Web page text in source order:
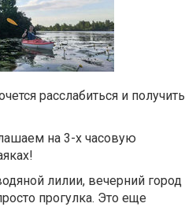
расслабиться и получить
на 3-х часовую
лилии, вечерний город
прогулка. Это еще